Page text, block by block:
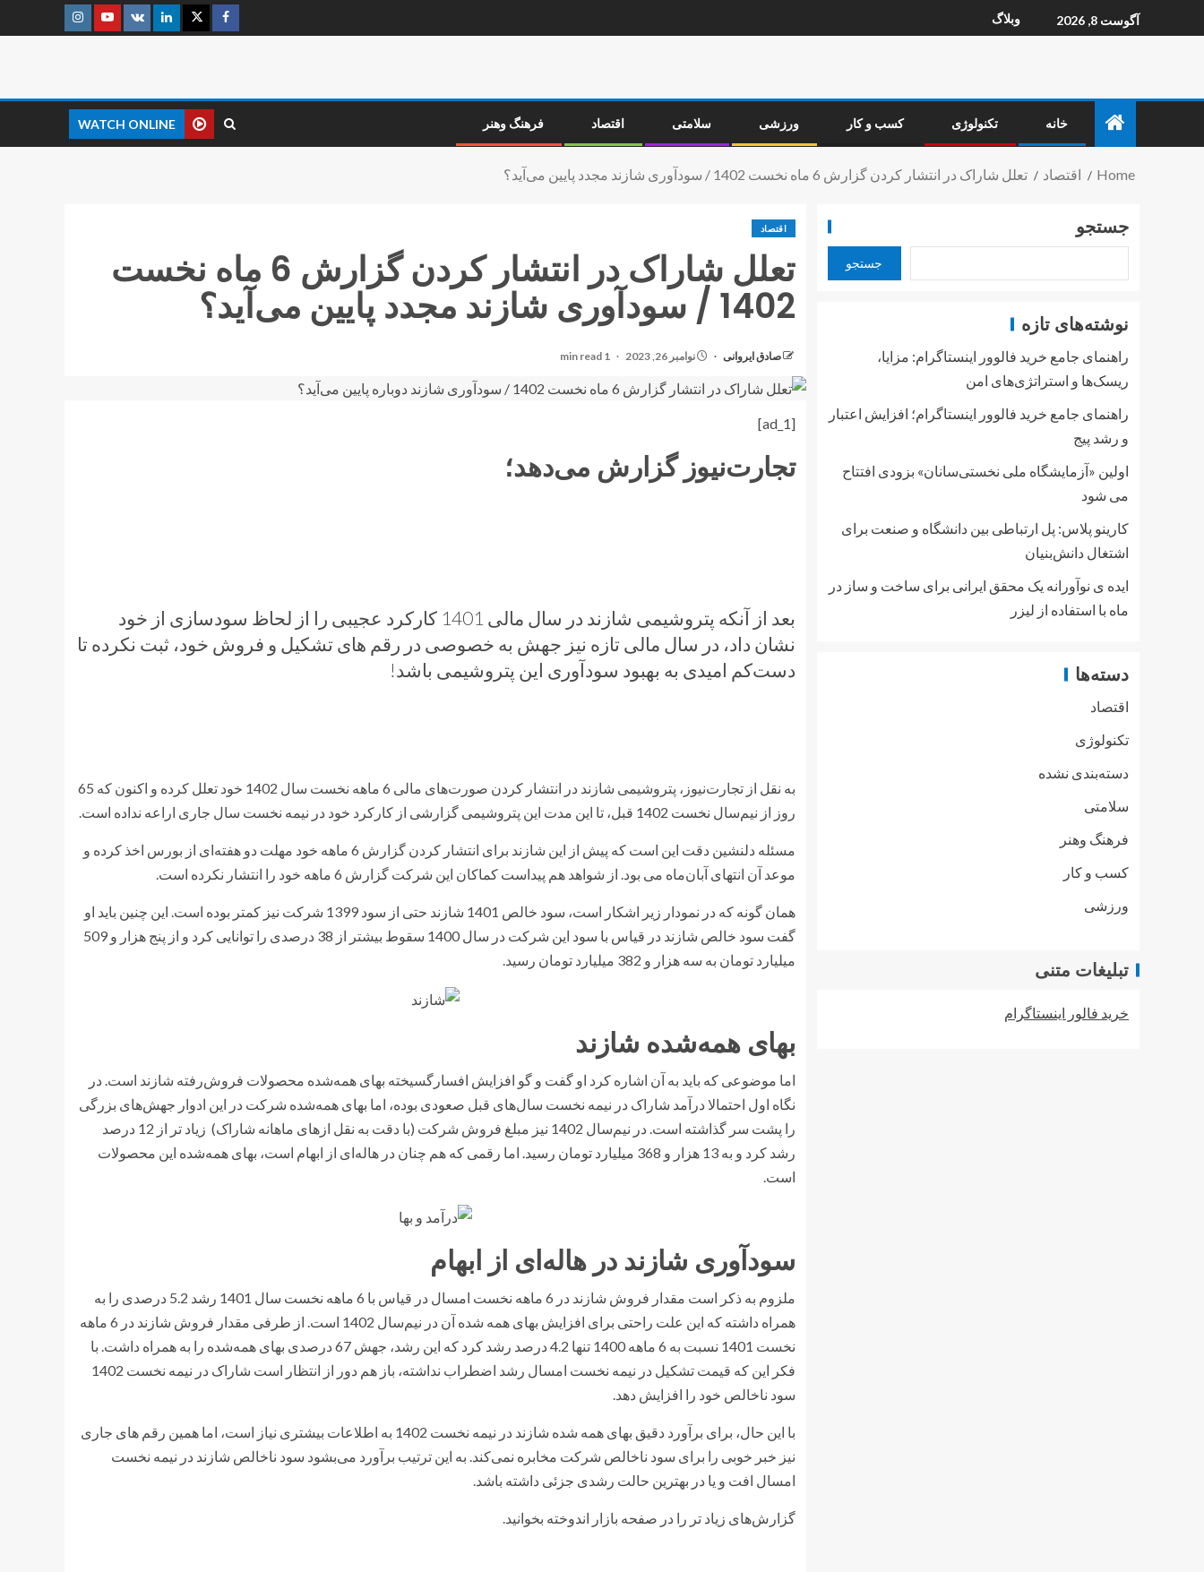
آگوست 8, 2026 وبلاگ
خانه تکنولوژی کسب و کار ورزشی سلامتی اقتصاد فرهنگ وهنر WATCH ONLINE
Home اقتصاد تعلل شاراک در انتشار کردن گزارش 6 ماه نخست 1402 / سودآوری شازند مجدد پایین می‌آید؟
اقتصاد
تعلل شاراک در انتشار کردن گزارش 6 ماه نخست
1402 / سودآوری شازند مجدد پایین می‌آید؟
صادق ایروانی نوامبر 26, 2023 1 min read
[ad_1]
تجارت‌نیوز گزارش می‌دهد؛
بعد از آنکه پتروشیمی شازند در سال مالی 1401 کارکرد عجیبی را از لحاظ سودسازی از خود
نشان داد، در سال مالی تازه نیز جهش به خصوصی در رقم های تشکیل و فروش خود، ثبت نکرده تا
دست‌کم امیدی به بهبود سودآوری این پتروشیمی باشد!
به نقل از تجارت‌نیوز، پتروشیمی شازند در انتشار کردن صورت‌های مالی 6 ماهه نخست سال 1402 خود تعلل کرده و اکنون که 65
روز از نیم‌سال نخست 1402 قبل، تا این مدت این پتروشیمی گزارشی از کارکرد خود در نیمه نخست سال جاری اراعه نداده است.
مسئله دلنشین دقت این است که پیش از این شازند برای انتشار کردن گزارش 6 ماهه خود مهلت دو هفته‌ای از بورس اخذ کرده و
موعد آن انتهای آبان‌ماه می بود. از شواهد هم پیداست کماکان این شرکت گزارش 6 ماهه خود را انتشار نکرده است.
همان گونه که در نمودار زیر اشکار است، سود خالص 1401 شازند حتی از سود 1399 شرکت نیز کمتر بوده است. این چنین باید او
گفت سود خالص شازند در قیاس با سود این شرکت در سال 1400 سقوط بیشتر از 38 درصدی را توانایی کرد و از پنج هزار و 509
میلیارد تومان به سه هزار و 382 میلیارد تومان رسید.
بهای همه‌شده شازند
اما موضوعی که باید به آن اشاره کرد او گفت و گو افزایش افسارگسیخته بهای همه‌شده محصولات فروش‌رفته شازند است. در
نگاه اول احتمالا درآمد شاراک در نیمه نخست سال‌های قبل صعودی بوده، اما بهای همه‌شده شرکت در این ادوار جهش‌های بزرگی
را پشت سر گذاشته است. در نیم‌سال 1402 نیز مبلغ فروش شرکت (با دقت به نقل از‌های ماهانه شاراک) زیاد تر از 12 درصد
رشد کرد و به 13 هزار و 368 میلیارد تومان رسید. اما رقمی که هم چنان در هاله‌ای از ابهام است، بهای همه‌شده این محصولات
است.
سودآوری شازند در هاله‌ای از ابهام
ملزوم به ذکر است مقدار فروش شازند در 6 ماهه نخست امسال در قیاس با 6 ماهه نخست سال 1401 رشد 5.2 درصدی را به
همراه داشته که این علت راحتی برای افزایش بهای همه شده آن در نیم‌سال 1402 است. از طرفی مقدار فروش شازند در 6 ماهه
نخست 1401 نسبت به 6 ماهه 1400 تنها 4.2 درصد رشد کرد که این رشد، جهش 67 درصدی بهای همه‌شده را به همراه داشت. با
فکر این که قیمت تشکیل در نیمه نخست امسال رشد اضطراب نداشته، باز هم دور از انتظار است شاراک در نیمه نخست 1402
سود ناخالص خود را افزایش دهد.
با این حال، برای برآورد دقیق بهای همه شده شازند در نیمه نخست 1402 به اطلاعات بیشتری نیاز است، اما همین رقم های جاری
نیز خبر خوبی را برای سود ناخالص شرکت مخابره نمی‌کند. به این ترتیب برآورد می‌بشود سود ناخالص شازند در نیمه نخست
امسال افت و یا در بهترین حالت رشدی جزئی داشته باشد.
گزارش‌های زیاد تر را در صفحه بازار اندوخته بخوانید.
جستجو
جستجو
نوشته‌های تازه
راهنمای جامع خرید فالوور اینستاگرام: مزایا،
ریسک‌ها و استراتژی‌های امن
راهنمای جامع خرید فالوور اینستاگرام؛ افزایش اعتبار
و رشد پیج
اولین «آزمایشگاه ملی نخستی‌سانان» بزودی افتتاح
می شود
کارینو پلاس: پل ارتباطی بین دانشگاه و صنعت برای
اشتغال دانش‌بنیان
ایده ی نوآورانه یک محقق ایرانی برای ساخت و ساز در
ماه با استفاده از لیزر
دسته‌ها
اقتصاد
تکنولوژی
دسته‌بندی نشده
سلامتی
فرهنگ وهنر
کسب و کار
ورزشی
تبلیغات متنی
خرید فالور اینستاگرام